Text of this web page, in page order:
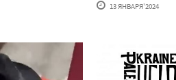
13 ЯНВАРЯ'2024